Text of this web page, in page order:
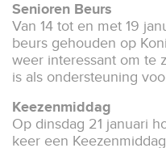
Senioren Beurs
Van 14 tot en met 19
beurs gehouden op
weer interessant om te
is als ondersteuning
Keezenmiddag
Op dinsdag 21 januari
keer een